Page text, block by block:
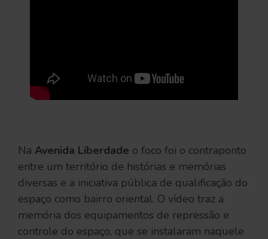
Na Avenida Liberdade o foco foi o contraponto
entre um território de histórias e memórias
diversas e a iniciativa pública de qualificação do
espaço como bairro oriental. O vídeo traz a
memória dos equipamentos de repressão e
controle do espaço, que se instalaram naquele